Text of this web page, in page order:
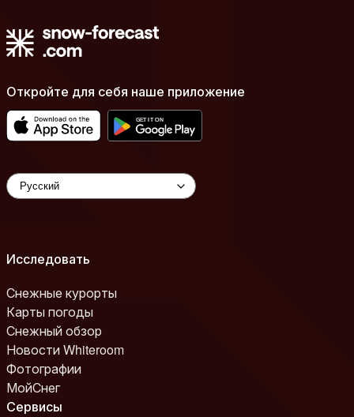
Откройте для себя наше приложение
Исследовать
Снежные курорты
Карты погоды
Снежный обзор
Новости Whiteroom
Фотографии
МойСнег
Сервисы